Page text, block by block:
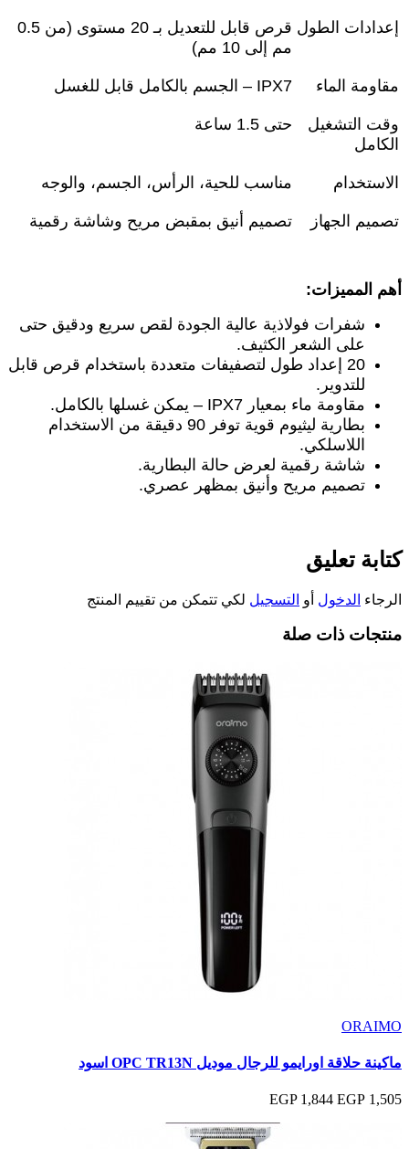
إعدادات الطول
قرص قابل للتعديل بـ 20 مستوى (من 0.5
مم إلى 10 مم)
مقاومة الماء IPX7 – الجسم بالكامل قابل للغسل
وقت التشغيل
الكامل
حتى 1.5 ساعة
الاستخدام مناسب للحية، الرأس، الجسم، والوجه
تصميم الجهاز تصميم أنيق بمقبض مريح وشاشة رقمية
أهم المميزات:
شفرات فولاذية عالية الجودة لقص سريع ودقيق حتى
على الشعر الكثيف.
20 إعداد طول لتصفيفات متعددة باستخدام قرص قابل
للتدوير .
مقاومة ماء بمعيار
يمكن غسلها بالكامل.
بطارية ليثيوم قوية توفر 90 دقيقة من الاستخدام
اللاسلكي.
شاشة رقمية لعرض حالة البطارية.
تصميم مريح وأنيق بمظهر عصري.
كتابة تعليق
الرجاء الدخول أو التسجيل لكي تتمكن من تقييم المنتج
منتجات ذات صلة
ORAIMO
ماكينة حلاقة اورايمو للرجال موديل OPC TR13N اسود
1,505 EGP
1,844 EGP